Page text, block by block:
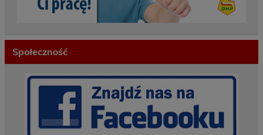
Społeczność